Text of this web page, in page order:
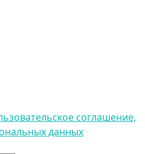
соглашение,
данных